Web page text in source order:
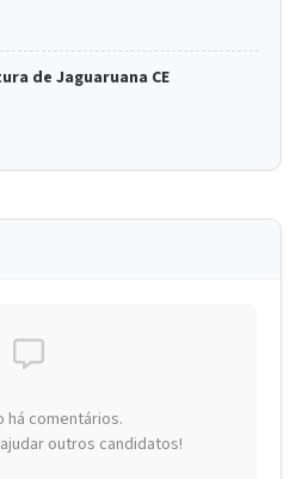
de Jaguaruana CE
há comentários.
outros candidatos!